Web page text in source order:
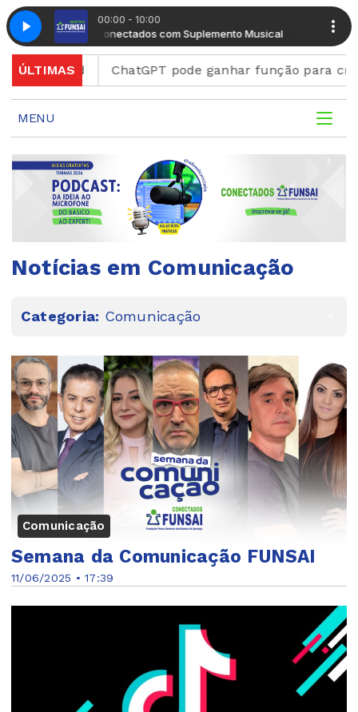
00:00 - 10:00
Manhã Conectados com Suplemento Musical Manhã
ÚLTIMASChatGPT pode ganhar função para criar
MENU
Notícias em Comunicação
Categoria: Comunicação
Comunicação
11/06/2025 • 17:39
Semana da Comunicação FUNSAI